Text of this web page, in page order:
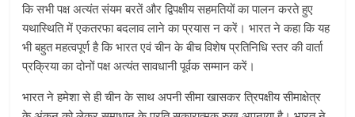
कि सभी पक्ष अत्यंत संयम बरतें और द्विपक्षीय सहमतियों का पालन करते हुए
यथास्थिति में एकतरफा बदलाव लाने का प्रयास न करें। भारत ने कहा कि यह
भी बहुत महत्वपूर्ण है कि भारत एवं चीन के बीच विशेष प्रतिनिधि स्तर की वार्ता
प्रक्रिया का दोनों पक्ष अत्यंत सावधानी पूर्वक सम्मान करें।
भारत ने हमेशा से ही चीन के साथ अपनी सीमा खासकर त्रिपक्षीय सीमाक्षेत्र